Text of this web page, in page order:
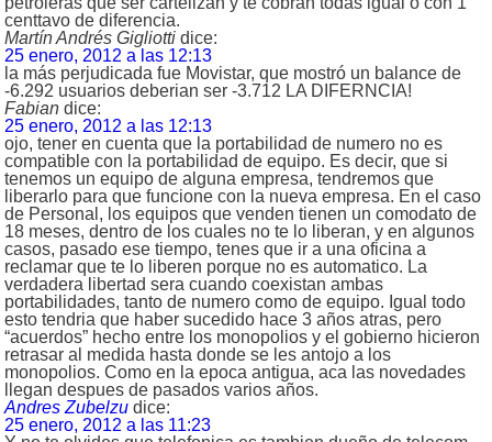
centtavo de diferencia.
Martín Andrés Gigliotti dice:
25 enero, 2012 a las 12:13
la más perjudicada fue Movistar, que mostró un balance de
-6.292 usuarios deberian ser -3.712 LA DIFERNCIA!
Fabian dice:
25 enero, 2012 a las 12:13
ojo, tener en cuenta que la portabilidad de numero no es
compatible con la portabilidad de equipo. Es decir, que si
tenemos un equipo de alguna empresa, tendremos que
liberarlo para que funcione con la nueva empresa. En el caso
de Personal, los equipos que venden tienen un comodato de
18 meses, dentro de los cuales no te lo liberan, y en algunos
casos, pasado ese tiempo, tenes que ir a una oficina a
reclamar que te lo liberen porque no es automatico. La
verdadera libertad sera cuando coexistan ambas
portabilidades, tanto de numero como de equipo. Igual todo
esto tendria que haber sucedido hace 3 años atras, pero
“acuerdos” hecho entre los monopolios y el gobierno hicieron
retrasar al medida hasta donde se les antojo a los
monopolios. Como en la epoca antigua, aca las novedades
llegan despues de pasados varios años.
Andres Zubelzu dice:
25 enero, 2012 a las 11:23